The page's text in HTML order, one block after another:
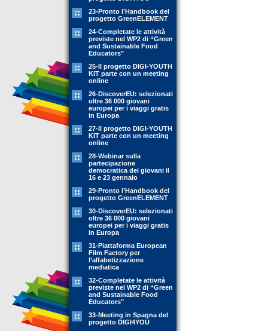
23-Pronto l’Handbook del
progetto GreenELEMENT
24-Completate le attività
previste nel WP2 di “Green
and Sustainable Food
Educators"
25-Il progetto DIGI-YOUTH
KIT parte con un meeting
online
26-DiscoverEU: selezionati
oltre 36 000 giovani
europei per i viaggi gratis
in Europa
27-Il progetto DIGI-YOUTH
KIT parte con un meeting
online
28-Webinar sulla
partecipazione
democratica dei giovani il
16 e 23 gennaio
29-Pronto l’Handbook del
progetto GreenELEMENT
30-DiscoverEU: selezionati
oltre 36 000 giovani
europei per i viaggi gratis
in Europa
31-Piattaforma European
Film Factory per
l’alfabetizzazione
mediatica
32-Completate le attività
previste nel WP2 di “Green
and Sustainable Food
Educators"
33-Meeting in Spagna del
progetto DIGI4YOU